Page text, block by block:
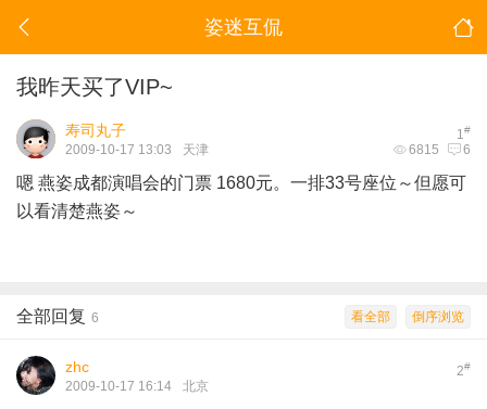
姿迷互侃
我昨天买了VIP~
1#
寿司丸子
6815 6
2009-10-17 13:03 天津
嗯 燕姿成都演唱会的门票 1680元。一排33号座位～但愿可
以看清楚燕姿～
倒序浏览
看全部
全部回复 6
2#
zhc
2009-10-17 16:14 北京